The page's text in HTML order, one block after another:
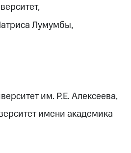
Лумумбы,
им. Р.Е. Алексеева,
имени академика